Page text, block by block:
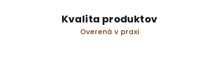
Kvalita produktov
Overená v praxi